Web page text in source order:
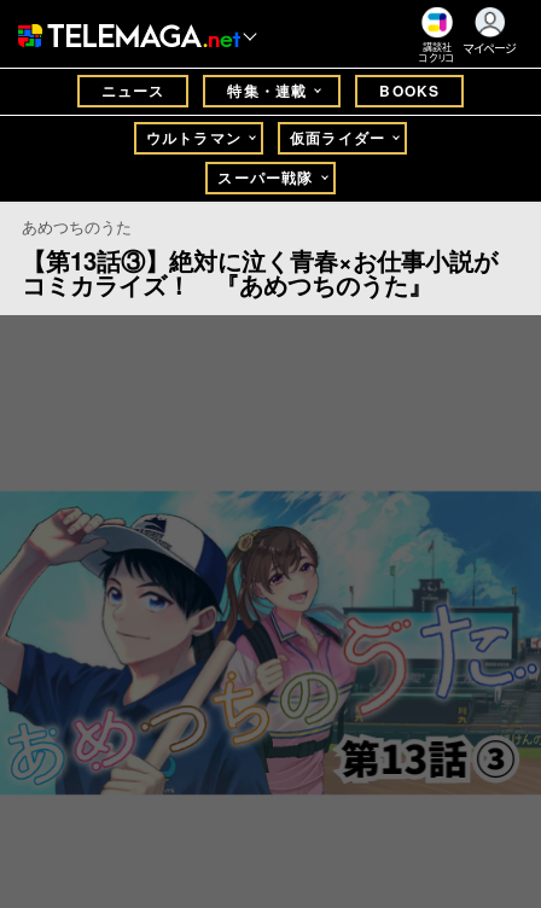
講談社
コクリコ
マイページ
ニュース 特集・連載 BOOKS
ウルトラマン
仮面ライダー
スーパー戦隊
あめつちのうた
【第13話③】絶対に泣く青春×お仕事小説が
コミカライズ！ 『あめつちのうた』